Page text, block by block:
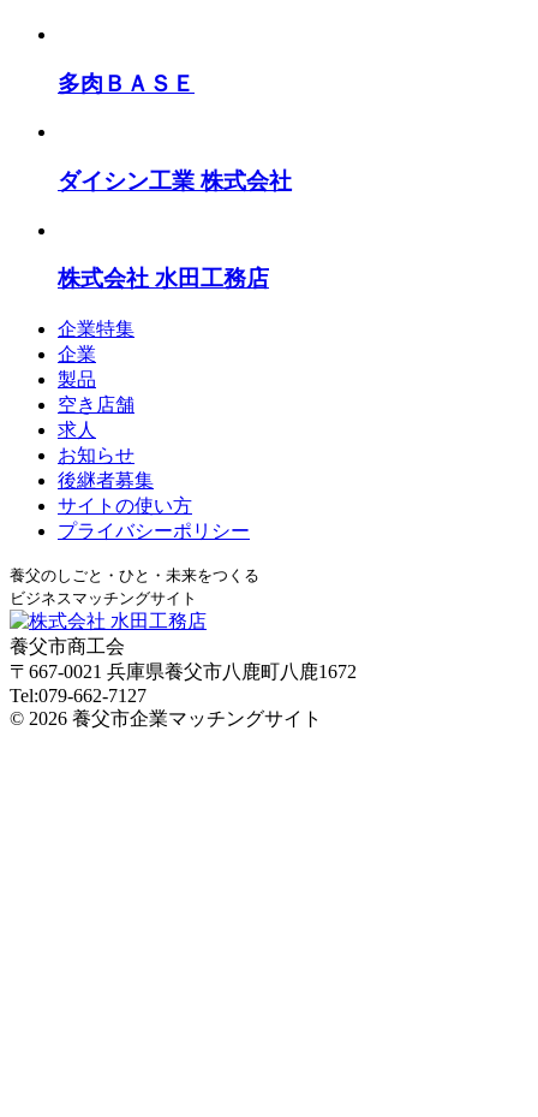
多肉ＢＡＳＥ
ダイシン工業 株式会社
株式会社 水田工務店
企業特集
企業
製品
空き店舗
求人
お知らせ
後継者募集
サイトの使い方
プライバシーポリシー
養父のしごと・ひと・未来をつくる
ビジネスマッチングサイト
養父市商工会
〒667-0021 兵庫県養父市八鹿町八鹿1672
Tel:079-662-7127
© 2026 養父市企業マッチングサイト